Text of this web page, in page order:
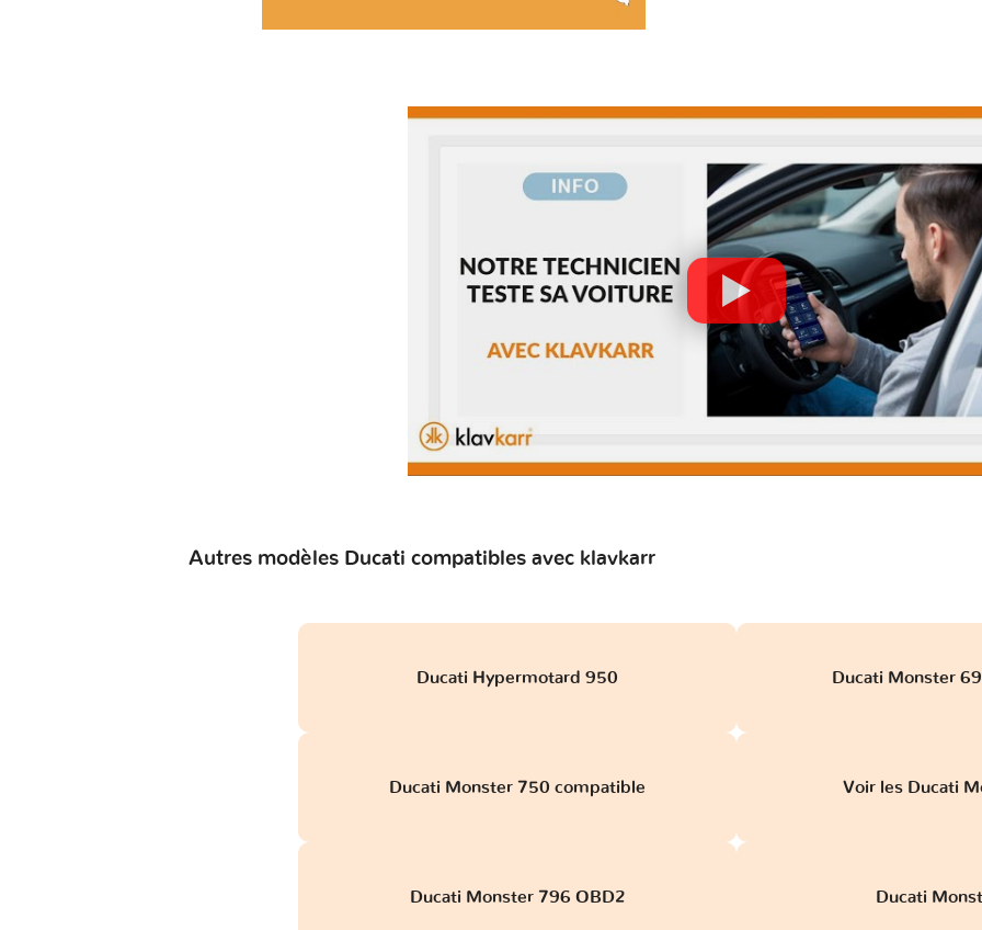
Autres modèles Ducati compatibles avec klavkarr
Ducati Hypermotard 950 Ducati Monster
Ducati Monster 750 compatible Voir les Ducati
Ducati Monster 796 OBD2 Ducati